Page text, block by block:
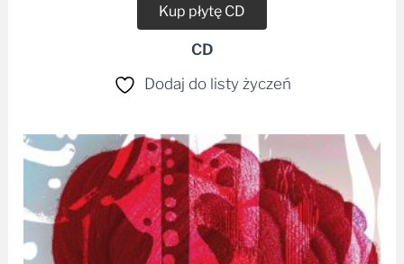
Kup płytę CD
CD
Dodaj do listy życzeń